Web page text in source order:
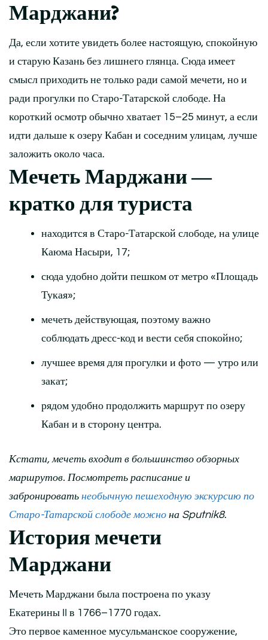
Марджани?
Да, если хотите увидеть более настоящую, спокойную
и старую Казань без лишнего глянца. Сюда имеет
смысл приходить не только ради самой мечети, но и
ради прогулки по Старо-Татарской слободе. На
короткий осмотр обычно хватает 15–25 минут, а если
идти дальше к озеру Кабан и соседним улицам, лучше
заложить около часа.
Мечеть Марджани —
кратко для туриста
находится в Старо-Татарской слободе, на улице
Каюма Насыри, 17;
сюда удобно дойти пешком от метро «Площадь
Тукая»;
мечеть действующая, поэтому важно
соблюдать дресс-код и вести себя спокойно;
лучшее время для прогулки и фото — утро или
закат;
рядом удобно продолжить маршрут по озеру
Кабан и в сторону центра.
Кстати, мечеть входит в большинство обзорных
маршрутов. Посмотреть расписание и
забронировать необычную пешеходную экскурсию по
Старо-Татарской слободе можно на Sputnik8.
История мечети
Марджани
Мечеть Марджани была построена по указу
Екатерины II в 1766–1770 годах.
Это первое каменное мусульманское сооружение,